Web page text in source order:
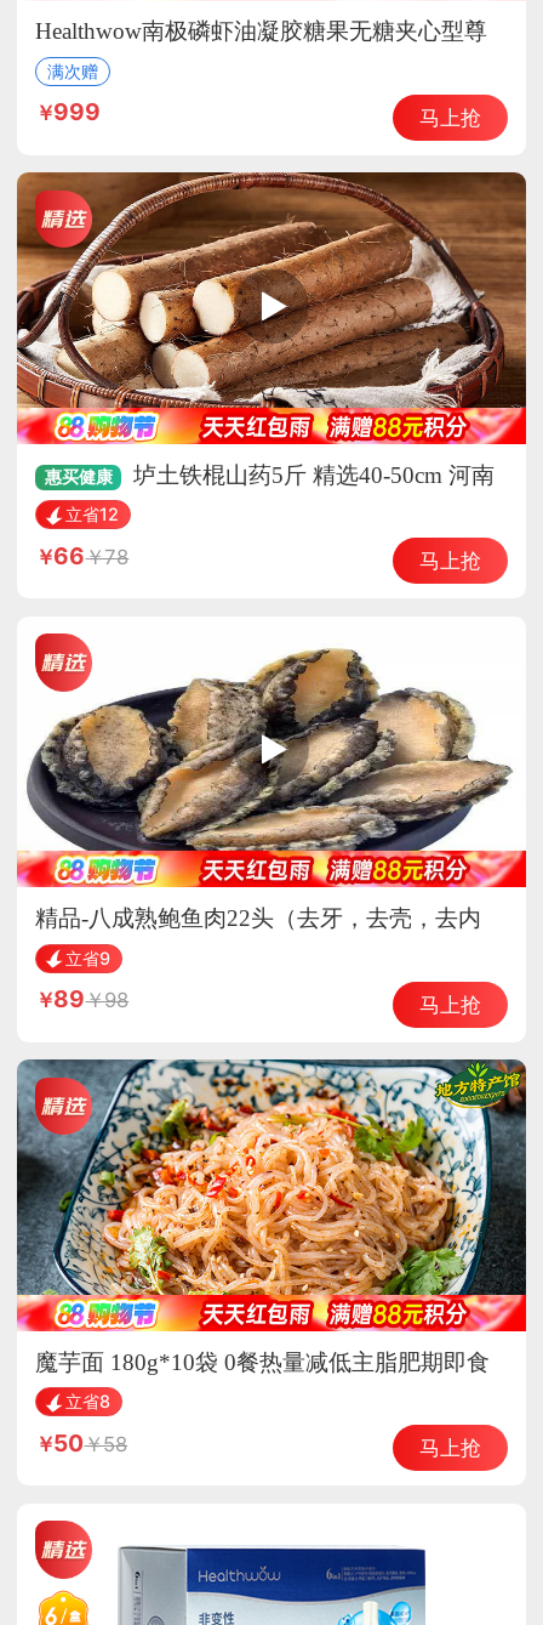
Healthwow南极磷虾油凝胶糖果无糖夹心型尊
贵组
满次赠
999 马上抢
惠买健康
垆土铁棍山药5斤 精选40-50cm 河南
焦作特产 怀山药产地直发
立省12
66 78 马上抢
精品-八成熟鲍鱼肉22头（去牙，去壳，去内
脏）立省9
89 98 马上抢
魔芋面 180g*10袋 0餐热量减低主脂肥期即食
主食品
立省8
50 58 马上抢